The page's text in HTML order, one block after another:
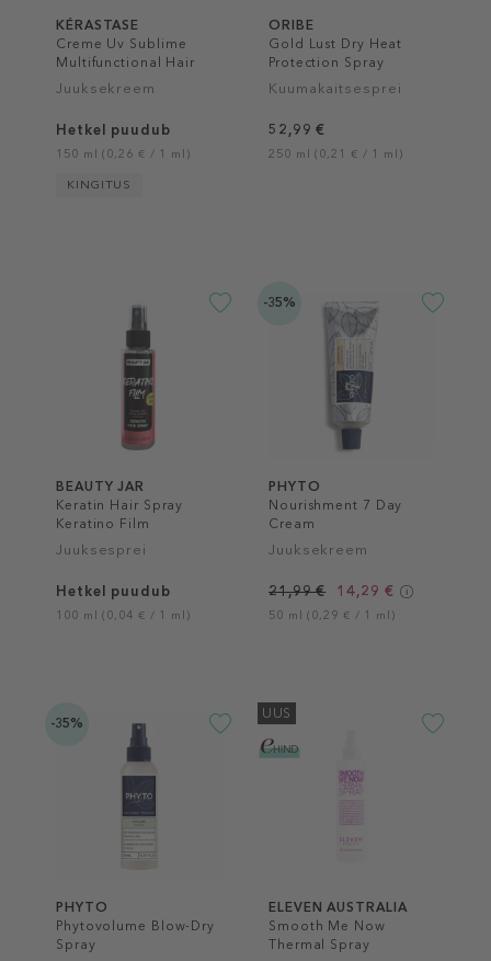
KÉRASTASE
Creme Uv Sublime
Multifunctional Hair
Protection Cream
Juuksekreem
Hetkel puudub
150 ml (0,26 € / 1 ml)
KINGITUS
ORIBE
Gold Lust Dry Heat
Protection Spray
Kuumakaitsesprei
52,99 €
250 ml (0,21 € / 1 ml)
BEAUTY JAR
Keratin Hair Spray
Keratino Film
Juuksesprei
Hetkel puudub
100 ml (0,04 € / 1 ml)
-35%
PHYTO
Nourishment 7 Day
Cream
Juuksekreem
21,99 € 14,29 €
50 ml (0,29 € / 1 ml)
-35%
PHYTO
Phytovolume Blow-Dry
Spray
UUS
ELEVEN AUSTRALIA
Smooth Me Now
Thermal Spray